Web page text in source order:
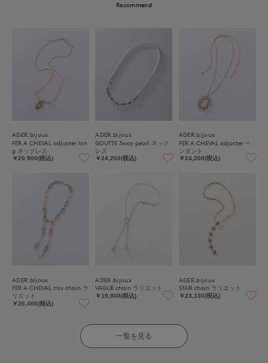
Recommend
ADER.bijoux
FER A CHEVAL adjuster lon
g ネックレス
￥20,900(税込)
ADER.bijoux
GOUTTE 3way pearl ネック
レス
￥24,200(税込)
ADER.bijoux
FER A CHEVAL adjuster ペ
ンダント
￥24,200(税込)
ADER.bijoux
FER A CHEVAL mix chain ラ
リエット
￥26,400(税込)
ADER.bijoux
VAGUE chain ラリエット
￥19,800(税込)
ADER.bijoux
STAR chain ラリエット
￥23,100(税込)
一覧を見る